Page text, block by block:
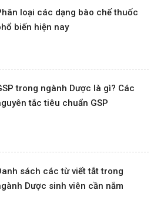
loại các dạng bào chế thuốc
biến hiện nay
trong ngành Dược là gì? Các
tắc tiêu chuẩn GSP
sách các từ viết tắt trong
Dược sinh viên cần nắm